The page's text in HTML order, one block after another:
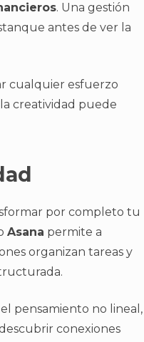
. Una gestión
antes de ver la
cualquier esfuerzo
creatividad puede
por completo tu
Asana permite a
organizan tareas y
pensamiento no lineal,
conexiones